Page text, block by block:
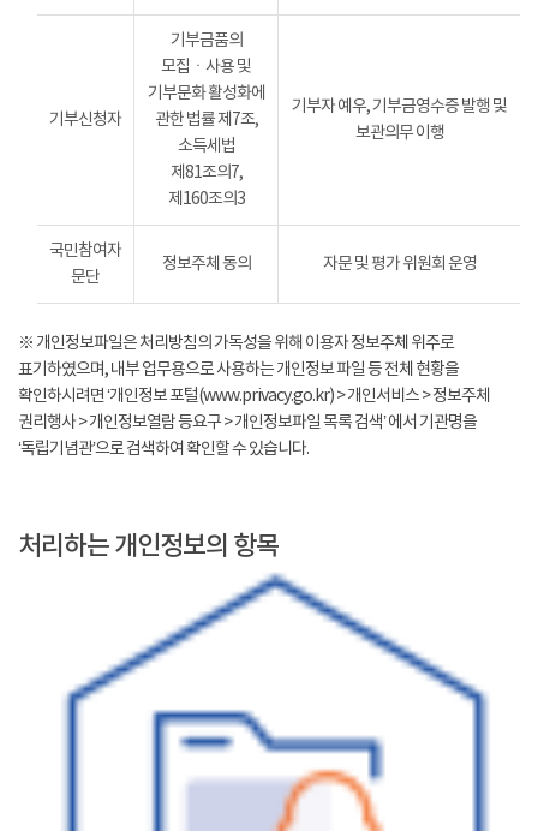
기부신청자
기부금품의
모집ㆍ사용 및
기부문화 활성화에
관한 법률 제7조,
소득세법
제81조의7,
제160조의3
기부자 예우, 기부금영수증 발행 및
보관의무 이행
국민참여자
문단
정보주체 동의 자문 및 평가 위원회 운영
※ 개인정보파일은 처리방침의 가독성을 위해 이용자 정보주체 위주로
표기하였으며, 내부 업무용으로 사용하는 개인정보 파일 등 전체 현황을
확인하시려면 ‘개인정보 포털(www.privacy.go.kr) > 개인서비스 > 정보주체
권리행사 > 개인정보열람 등요구 > 개인정보파일 목록 검색’ 에서 기관명을
‘독립기념관’으로 검색하여 확인할 수 있습니다.
처리하는 개인정보의 항목